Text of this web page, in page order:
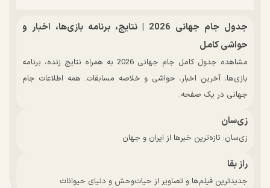
جدول جام جهانی 2026 | نتایج، برنامه بازی‌ها، اخبار و
حواشی کامل
مشاهده جدول کامل جام جهانی 2026 به همراه نتایج زنده، برنامه
بازی‌ها، آخرین اخبار، حواشی و خلاصه مسابقات. همه اطلاعات جام
جهانی در یک صفحه.
زی‌سان
زی‌سان: تازه‌ترین خبرها از ایران و جهان
راز بقا
جدیدترین فیلم‌ها و تصاویر از حیات‌وحش و دنیای حیوانات